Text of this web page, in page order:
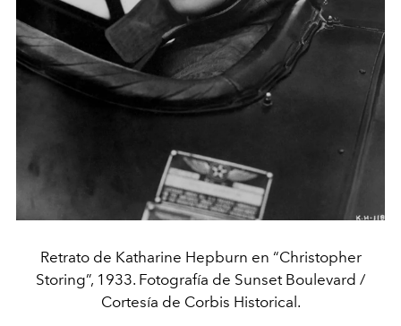
Retrato de Katharine Hepburn en “Christopher
Storing”, 1933. Fotografía de Sunset Boulevard /
Cortesía de Corbis Historical.